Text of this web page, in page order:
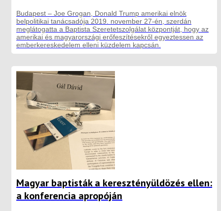
Budapest – Joe Grogan, Donald Trump amerikai elnök
belpolitikai tanácsadója 2019. november 27-én, szerdán
meglátogatta a Baptista Szeretetszolgálat központját, hogy az
amerikai és magyarországi erőfeszítésekről egyeztessen az
emberkereskedelem elleni küzdelem kapcsán.
Magyar baptisták a keresztényüldözés ellen:
a konferencia apropóján